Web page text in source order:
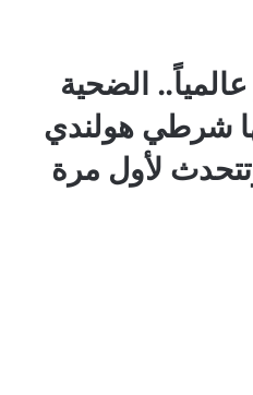
عالمياً.. الضحية
شرطي هولندي
لأول مرة